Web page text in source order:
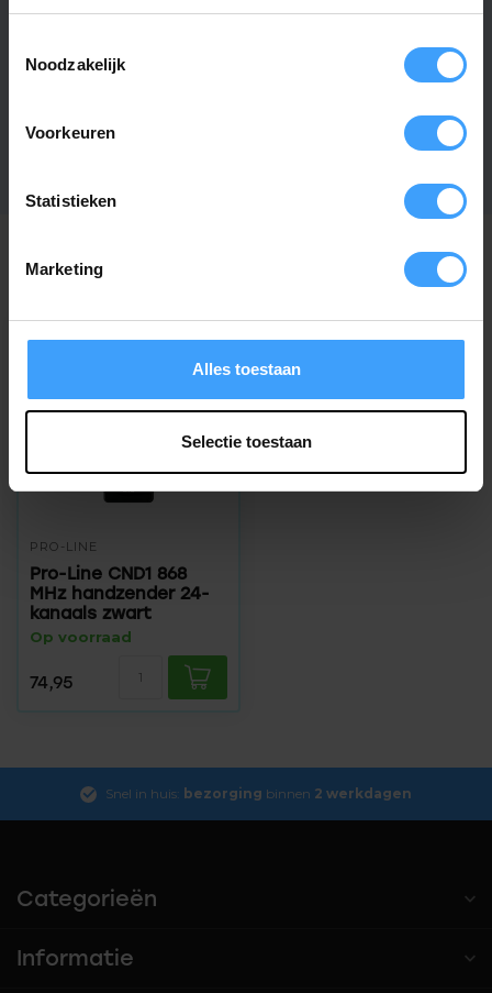
Noodzakelijk
Voorkeuren
Statistieken
Marketing
Alles toestaan
Selectie toestaan
SKU
Recent bekeken
PRO-LINE
Pro-Line CND1 868
MHz handzender 24-
kanaals zwart
Op voorraad
74,95
Snel in huis: bezorging binnen 2 werkdagen
Categorieën
Informatie